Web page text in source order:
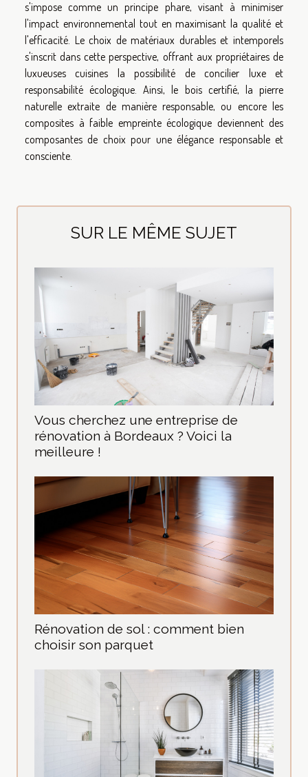
s'impose comme un principe phare, visant à minimiser
l'impact environnemental tout en maximisant la qualité et
l'efficacité. Le choix de matériaux durables et intemporels
s'inscrit dans cette perspective, offrant aux propriétaires de
luxueuses cuisines la possibilité de concilier luxe et
responsabilité écologique. Ainsi, le bois certifié, la pierre
naturelle extraite de manière responsable, ou encore les
composites à faible empreinte écologique deviennent des
composantes de choix pour une élégance responsable et
consciente.
SUR LE MÊME SUJET
Vous cherchez une entreprise de
rénovation à Bordeaux ? Voici la
meilleure !
Rénovation de sol : comment bien
choisir son parquet